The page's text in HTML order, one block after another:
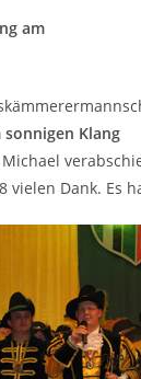
am
sonnigen Klang
vielen Dank. Es